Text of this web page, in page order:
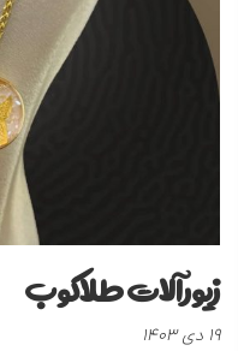
زیورآلات طلاکوب
نوشته
19 دی 1403